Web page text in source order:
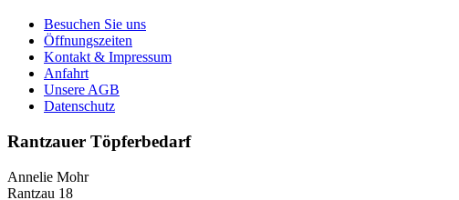
Besuchen Sie uns
Öffnungszeiten
Kontakt & Impressum
Anfahrt
Unsere AGB
Datenschutz
Rantzauer Töpferbedarf
Annelie Mohr
Rantzau 18